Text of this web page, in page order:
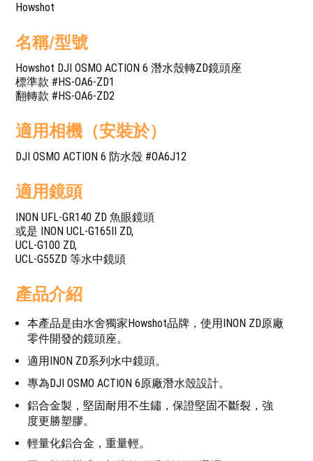
Howshot
名稱/型號
Howshot DJI OSMO ACTION 6 潛水殼轉ZD鏡頭座
標準款 #HS-OA6-ZD1
翻轉款 #HS-OA6-ZD2
適用相機（安裝於）
DJI OSMO ACTION 6 防水殼 #OA6J12
適用鏡頭
INON UFL-GR140 ZD 魚眼鏡頭
或是 INON UCL-G165II ZD,
UCL-G100 ZD,
UCL-G55ZD 等水中鏡頭
產品介紹
本產品是由水舍獨家Howshot品牌，使用INON ZD原廠
零件開發的鏡頭座。
適用INON ZD系列水中鏡頭。
專為DJI OSMO ACTION 6原廠潛水殼設計。
鋁合金製，堅固耐用不生鏽，保證堅固不斷裂，強
度更勝塑膠。
輕量化鋁合金，重量輕。